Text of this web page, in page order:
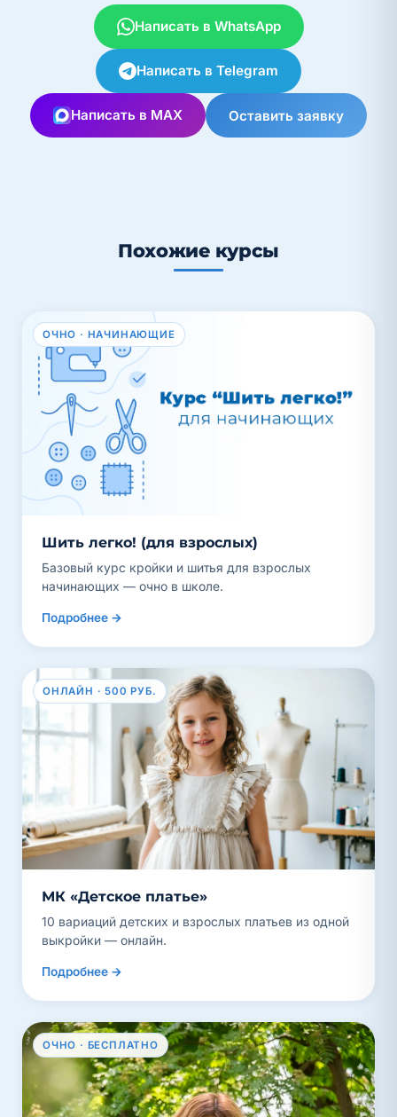
Написать в WhatsApp
Написать в Telegram
Написать в MAX Оставить заявку
Похожие курсы
ОЧНО · НАЧИНАЮЩИЕ
Шить легко! (для взрослых)
Базовый курс кройки и шитья для взрослых
начинающих — очно в школе.
Подробнее →
ОНЛАЙН · 500 РУБ.
МК «Детское платье»
10 вариаций детских и взрослых платьев из одной
выкройки — онлайн.
Подробнее →
ОЧНО · БЕСПЛАТНО